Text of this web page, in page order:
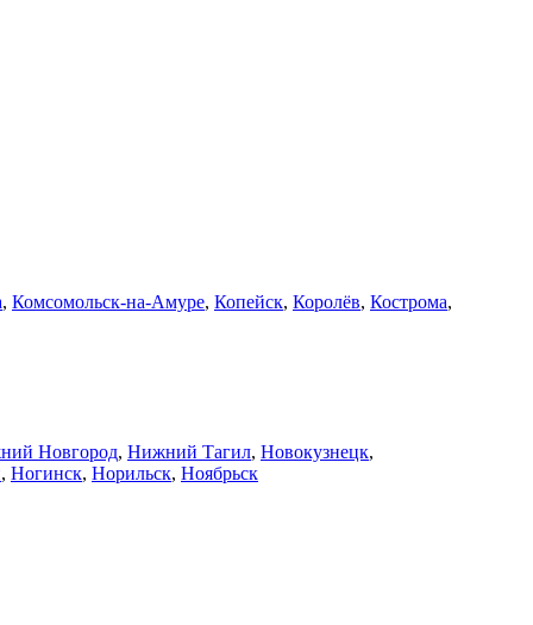
, Комсомольск-на-Амуре, Копейск, Королёв, Кострома,
Новгород, Нижний Тагил, Новокузнецк,
, Ногинск, Норильск, Ноябрьск